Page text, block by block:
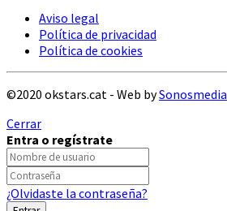
Aviso legal
Política de privacidad
Política de cookies
©2020 okstars.cat - Web bySonosmedia
Cerrar
Entra o regístrate
¿Olvidaste la contraseña?